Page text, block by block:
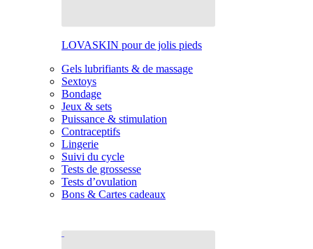
LOVASKIN pour de jolis pieds
Gels lubrifiants & de massage
Sextoys
Bondage
Jeux & sets
Puissance & stimulation
Contraceptifs
Lingerie
Suivi du cycle
Tests de grossesse
Tests d’ovulation
Bons & Cartes cadeaux